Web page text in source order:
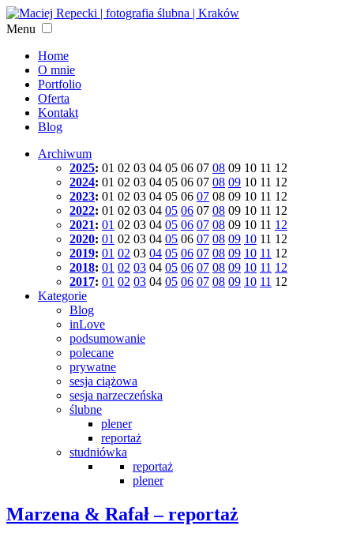
Menu
Home
O mnie
Portfolio
Oferta
Kontakt
Blog
Archiwum
2025: 01 02 03 04 05 06 07 08 09 10 11 12
2024: 01 02 03 04 05 06 07 08 09 10 11 12
2023: 01 02 03 04 05 06 07 08 09 10 11 12
2022: 01 02 03 04 05 06 07 08 09 10 11 12
2021: 01 02 03 04 05 06 07 08 09 10 11 12
2020: 01 02 03 04 05 06 07 08 09 10 11 12
2019: 01 02 03 04 05 06 07 08 09 10 11 12
2018: 01 02 03 04 05 06 07 08 09 10 11 12
2017: 01 02 03 04 05 06 07 08 09 10 11 12
Kategorie
Blog
inLove
podsumowanie
polecane
prywatne
sesja ciążowa
sesja narzeczeńska
ślubne
plener
reportaż
studniówka
reportaż
plener
Marzena & Rafał – reportaż